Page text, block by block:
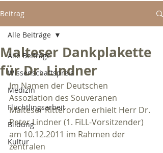
Beitrag
Alle Beiträge
Wissenschaftspreis
Medizin
Flüchtlingsarbeit
Bildung
Kultur
Alle Beiträge
Malteser Dankplakette
für Dr. Lindner
Im Namen der Deutschen
Assoziation des Souveränen
Malteser Ritterorden erhielt Herr Dr.
Peter Lindner (1. FiLL-Vorsitzender)
am 10.12.2011 im Rahmen der
zentralen